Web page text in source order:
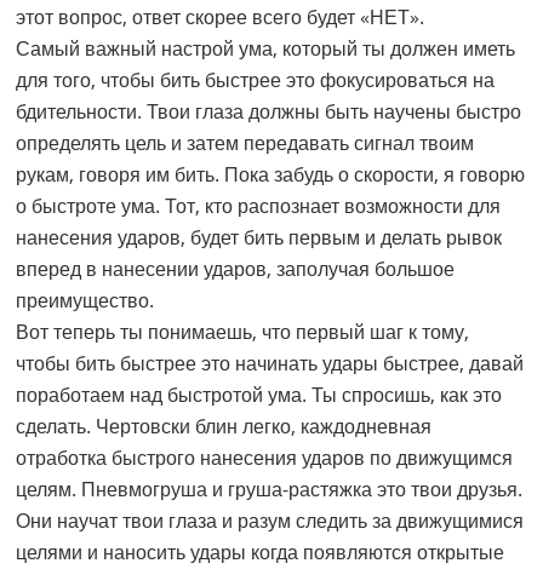
этот вопрос, ответ скорее всего будет «НЕТ».
Самый важный настрой ума, который ты должен иметь
для того, чтобы бить быстрее это фокусироваться на
бдительности. Твои глаза должны быть научены быстро
определять цель и затем передавать сигнал твоим
рукам, говоря им бить. Пока забудь о скорости, я говорю
о быстроте ума. Тот, кто распознает возможности для
нанесения ударов, будет бить первым и делать рывок
вперед в нанесении ударов, заполучая большое
преимущество.
Вот теперь ты понимаешь, что первый шаг к тому,
чтобы бить быстрее это начинать удары быстрее, давай
поработаем над быстротой ума. Ты спросишь, как это
сделать. Чертовски блин легко, каждодневная
отработка быстрого нанесения ударов по движущимся
целям. Пневмогруша и груша-растяжка это твои друзья.
Они научат твои глаза и разум следить за движущимися
целями и наносить удары когда появляются открытые